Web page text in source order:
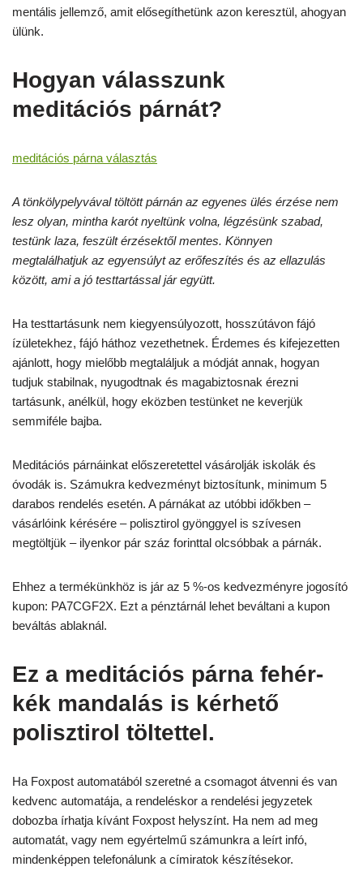
mentális jellemző, amit elősegíthetünk azon keresztül, ahogyan
ülünk.
Hogyan válasszunk
meditációs párnát?
meditációs párna választás
A tönkölypelyvával töltött párnán az egyenes ülés érzése nem
lesz olyan, mintha karót nyeltünk volna, légzésünk szabad,
testünk laza, feszült érzésektől mentes. Könnyen
megtalálhatjuk az egyensúlyt az erőfeszítés és az ellazulás
között, ami a jó testtartással jár együtt.
Ha testtartásunk nem kiegyensúlyozott, hosszútávon fájó
ízületekhez, fájó háthoz vezethetnek. Érdemes és kifejezetten
ajánlott, hogy mielőbb megtaláljuk a módját annak, hogyan
tudjuk stabilnak, nyugodtnak és magabiztosnak érezni
tartásunk, anélkül, hogy eközben testünket ne keverjük
semmiféle bajba.
Meditációs párnáinkat előszeretettel vásárolják iskolák és
óvodák is. Számukra kedvezményt biztosítunk, minimum 5
darabos rendelés esetén. A párnákat az utóbbi időkben –
vásárlóink kérésére – polisztirol gyönggyel is szívesen
megtöltjük – ilyenkor pár száz forinttal olcsóbbak a párnák.
Ehhez a termékünkhöz is jár az 5 %-os kedvezményre jogosító
kupon: PA7CGF2X. Ezt a pénztárnál lehet beváltani a kupon
beváltás ablaknál.
Ez a meditációs párna fehér-
kék mandalás is kérhető
polisztirol töltettel.
Ha Foxpost automatából szeretné a csomagot átvenni és van
kedvenc automatája, a rendeléskor a rendelési jegyzetek
dobozba írhatja kívánt Foxpost helyszínt. Ha nem ad meg
automatát, vagy nem egyértelmű számunkra a leírt infó,
mindenképpen telefonálunk a címiratok készítésekor.